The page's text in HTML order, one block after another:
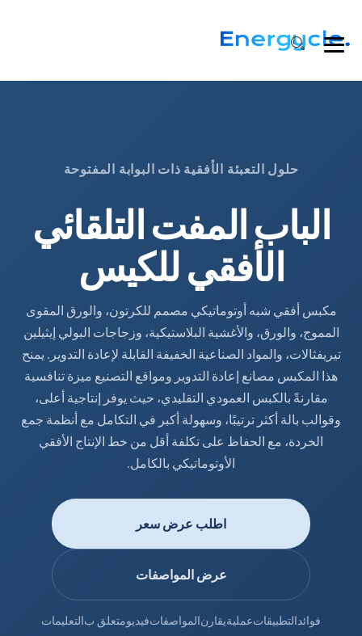
حلول التعبئة الأفقية ذات البوابة المفتوحة
الباب المفت التلقائي
الأفقي للكيس
مكبس أفقي شبه أوتوماتيكي مصمم للكرتون، والورق المقوى
المموج، والورق، والأغشية البلاستيكية، وزجاجات البولي إيثيلين
تيريفثالات، والمواد الصناعية الخفيفة القابلة لإعادة التدوير. يمنح
هذا المكبس مصانع إعادة التدوير ومواقع التصنيع ميزة تنافسية
مقارنةً بالكبس العمودي التقليدي، حيث يوفر إنتاجية أعلى،
وقوالب بالة أكثر ترتيبًا، وسهولة أكبر في التكامل مع أنظمة جمع
الخردة، مع الحفاظ على تكلفة أقل من خط الإنتاج الأفقي
الأوتوماتيكي بالكامل.
اطلب عرض سعر
عرض المواصفات
فوائدالتطبيقاتعمليةيقارنالمواصفاتفيديومتعلق بالتعليمات